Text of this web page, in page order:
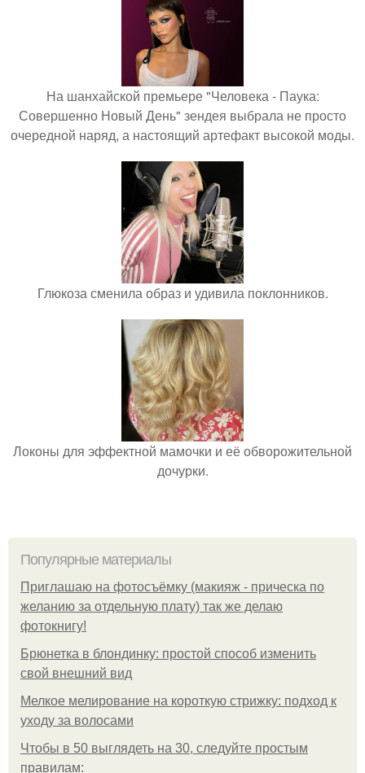
На шанхайской премьере "Человека - Паука:
Совершенно Новый День" зендея выбрала не просто
очередной наряд, а настоящий артефакт высокой моды.
Глюкоза сменила образ и удивила поклонников.
Локоны для эффектной мамочки и её обворожительной
дочурки.
Популярные материалы
Приглашаю на фотосъёмку (макияж - прическа по
желанию за отдельную плату) так же делаю
фотокнигу!
Брюнетка в блондинку: простой способ изменить
свой внешний вид
Мелкое мелирование на короткую стрижку: подход к
уходу за волосами
Чтобы в 50 выглядеть на 30, следуйте простым
правилам: